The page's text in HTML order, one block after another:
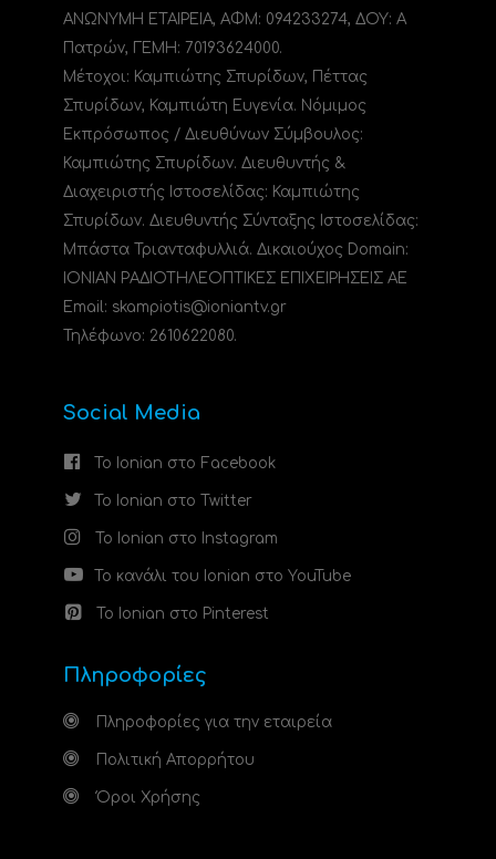
ΑΝΩΝΥΜΗ ΕΤΑΙΡΕΙΑ, ΑΦΜ: 094233274, ΔΟΥ: A
Πατρών, ΓΕΜΗ: 70193624000.
Μέτοχοι: Καμπιώτης Σπυρίδων, Πέττας
Σπυρίδων, Καμπιώτη Ευγενία. Νόμιμος
Εκπρόσωπος / Διευθύνων Σύμβουλος:
Καμπιώτης Σπυρίδων. Διευθυντής &
Διαχειριστής Ιστοσελίδας: Καμπιώτης
Σπυρίδων. Διευθυντής Σύνταξης Ιστοσελίδας:
Μπάστα Τριανταφυλλιά. Δικαιούχος Domain:
ΙΟΝΙΑΝ ΡΑΔΙΟΤΗΛΕΟΠΤΙΚΕΣ ΕΠΙΧΕΙΡΗΣΕΙΣ ΑΕ
Email: skampiotis@ioniantv.gr
Τηλέφωνο: 2610622080.
Social Media
Το Ionian στο Facebook
Το Ionian στο Twitter
Το Ionian στο Instagram
Το κανάλι του Ionian στο YouTube
Το Ionian στο Pinterest
Πληροφορίες
Πληροφορίες για την εταιρεία
Πολιτική Απορρήτου
Όροι Χρήσης